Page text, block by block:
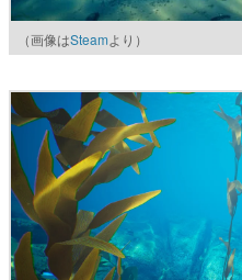
（画像はSteamより）